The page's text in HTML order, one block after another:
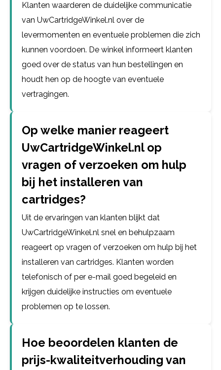
Klanten waarderen de duidelijke communicatie
van UwCartridgeWinkel.nl over de
levermomenten en eventuele problemen die zich
kunnen voordoen. De winkel informeert klanten
goed over de status van hun bestellingen en
houdt hen op de hoogte van eventuele
vertragingen.
Op welke manier reageert
UwCartridgeWinkel.nl op
vragen of verzoeken om hulp
bij het installeren van
cartridges?
Uit de ervaringen van klanten blijkt dat
UwCartridgeWinkel.nl snel en behulpzaam
reageert op vragen of verzoeken om hulp bij het
installeren van cartridges. Klanten worden
telefonisch of per e-mail goed begeleid en
krijgen duidelijke instructies om eventuele
problemen op te lossen.
Hoe beoordelen klanten de
prijs-kwaliteitverhouding van